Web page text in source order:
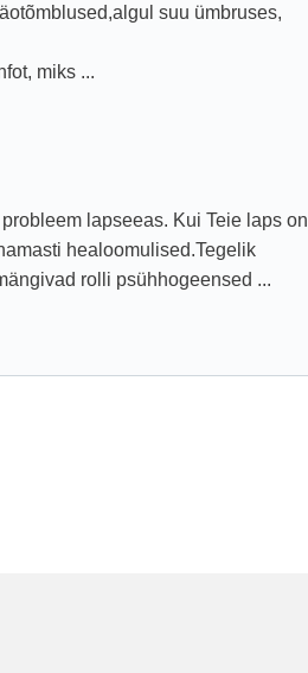
suu ümbruses,
miks ...
lapseeas. Kui Teie laps on
healoomulised.Tegelik
rolli psühhogeensed ...